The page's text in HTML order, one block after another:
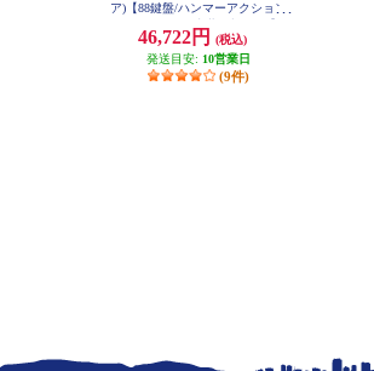
ア)【88鍵盤/ハンマーアクション
X-S1100BK
46,722円
(税込)
発送目安: 10営業日
(9件)